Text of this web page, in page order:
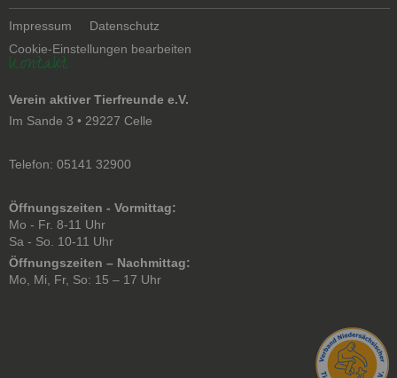
Navigation
überspringen
Impressum
Datenschutz
Cookie-Einstellungen bearbeiten
Kontakt
Verein aktiver Tierfreunde e.V.
Im Sande 3 • 29227 Celle
Telefon: 05141 32900
Öffnungszeiten - Vormittag:
Mo - Fr. 8-11 Uhr
Sa - So. 10-11 Uhr
Öffnungszeiten – Nachmittag:
Mo, Mi, Fr, So: 15 – 17 Uhr